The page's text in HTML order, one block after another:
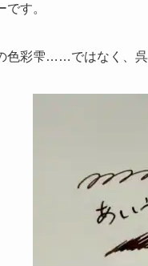
す。
色彩雫……ではなく、